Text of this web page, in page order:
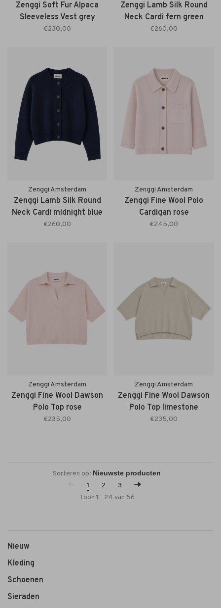
Zenggi Soft Fur Alpaca
Sleeveless Vest grey
melange
€230,00
Zenggi Lamb Silk Round
Neck Cardi fern green
€260,00
Zenggi Amsterdam
Zenggi Lamb Silk Round
Neck Cardi midnight blue
€260,00
Zenggi Amsterdam
Zenggi Fine Wool Polo
Cardigan rose
€245,00
Zenggi Amsterdam
Zenggi Fine Wool Dawson
Polo Top rose
€235,00
Zenggi Amsterdam
Zenggi Fine Wool Dawson
Polo Top limestone
€235,00
Sorteren op:
1
2
3
Toon 1 - 24 van 56
Nieuw
Kleding
Schoenen
Sieraden